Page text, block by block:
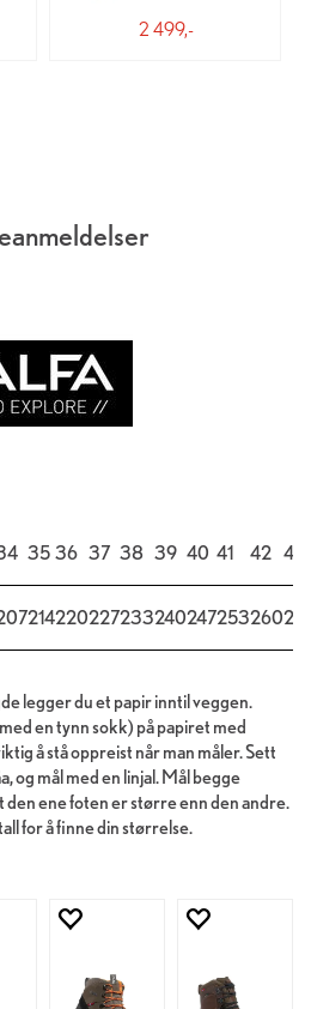
2 499,-
35 36 37 38 39 40 41 42 43
214220227233240247253260
legger du et papir inntil veggen.
en tynn sokk) på papiret med
å stå oppreist når man måler. Sett
og mål med en linjal. Mål begge
ene foten er større enn den andre.
for å finne din størrelse.